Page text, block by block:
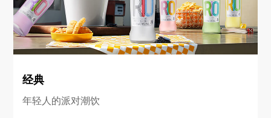
经典
年轻人的派对潮饮